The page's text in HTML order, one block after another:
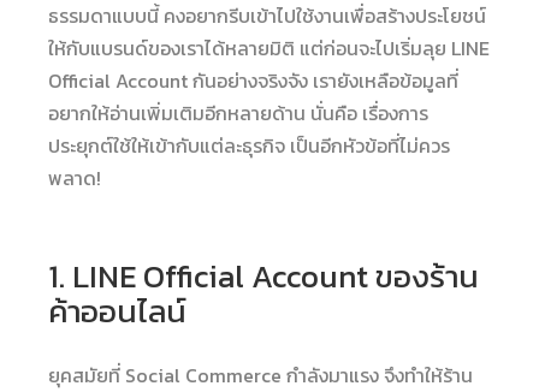
ธรรมดาแบบนี้ คงอยากรีบเข้าไปใช้งานเพื่อสร้างประโยชน์
ให้กับแบรนด์ของเราได้หลายมิติ แต่ก่อนจะไปเริ่มลุย LINE
Official Account กันอย่างจริงจัง เรายังเหลือข้อมูลที่
อยากให้อ่านเพิ่มเติมอีกหลายด้าน นั่นคือ เรื่องการ
ประยุกต์ใช้ให้เข้ากับแต่ละธุรกิจ เป็นอีกหัวข้อที่ไม่ควร
พลาด!
1. LINE Official Account ของร้าน
ค้าออนไลน์
ยุคสมัยที่ Social Commerce กำลังมาแรง จึงทำให้ร้าน